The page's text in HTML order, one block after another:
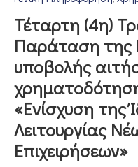
ΥΜΣ
ΠΡΟΓΡΑΜΜΑΤΑ
ΕΠΙΜΕΛΗΤΗΡΙΟΥ
ΣΥΜΜΕΤΟΧΗ
ΣΕ
ΕΤΑΙΡΕΙΕΣ
ΕΠΙΚΑΙΡΟΤΗΤΑ
Τέταρτη (4η)
Παράταση της
υποβολής
«Ενίσχυση της
Λειτουργίας
Επιχειρήσεων»